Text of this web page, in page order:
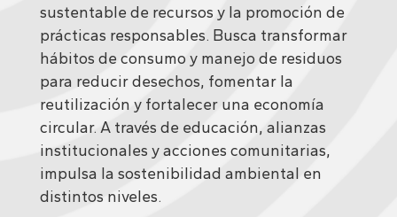
sustentable de recursos y la promoción de
prácticas responsables. Busca transformar
hábitos de consumo y manejo de residuos
para reducir desechos, fomentar la
reutilización y fortalecer una economía
circular. A través de educación, alianzas
institucionales y acciones comunitarias,
impulsa la sostenibilidad ambiental en
distintos niveles.